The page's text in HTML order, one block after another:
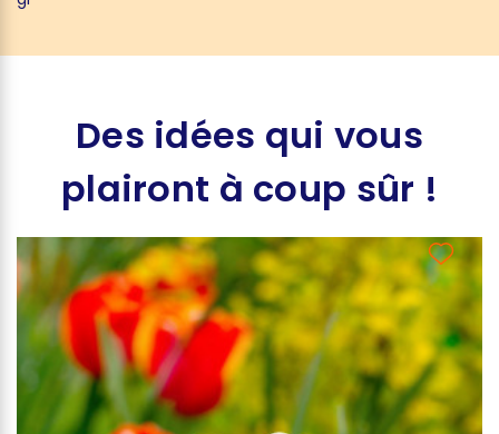
Des idées qui vous
plairont à coup sûr !